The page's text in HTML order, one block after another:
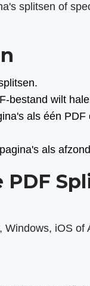
splitsen of
bestand wilt
als één
als
PDF
iOS